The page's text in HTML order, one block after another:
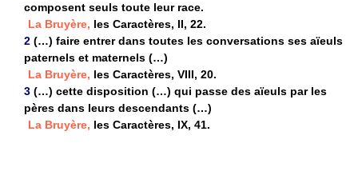
composent seuls toute leur race.
La Bruyère, les Caractères, II, 22.
2 (…) faire entrer dans toutes les conversations ses aïeuls
paternels et maternels (…)
La Bruyère, les Caractères, VIII, 20.
3 (…) cette disposition (…) qui passe des aïeuls par les
pères dans leurs descendants (…)
La Bruyère, les Caractères, IX, 41.